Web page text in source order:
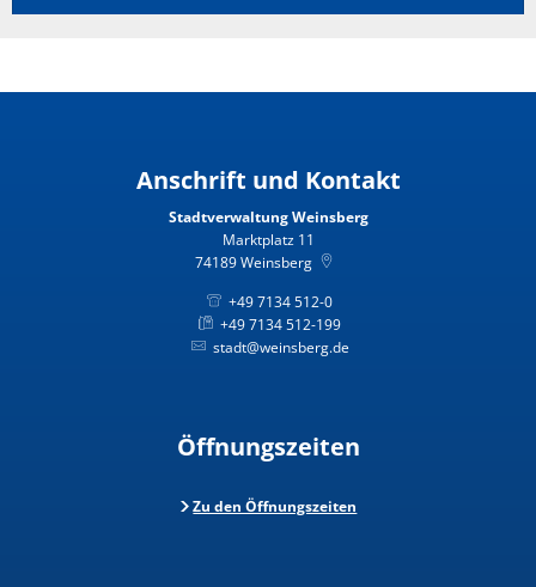
Anschrift und Kontakt
Stadtverwaltung Weinsberg
Marktplatz 11
74189Weinsberg
+49 7134 512-0
+49 7134 512-199
stadt@weinsberg.de
Öffnungszeiten
Zu den Öffnungszeiten